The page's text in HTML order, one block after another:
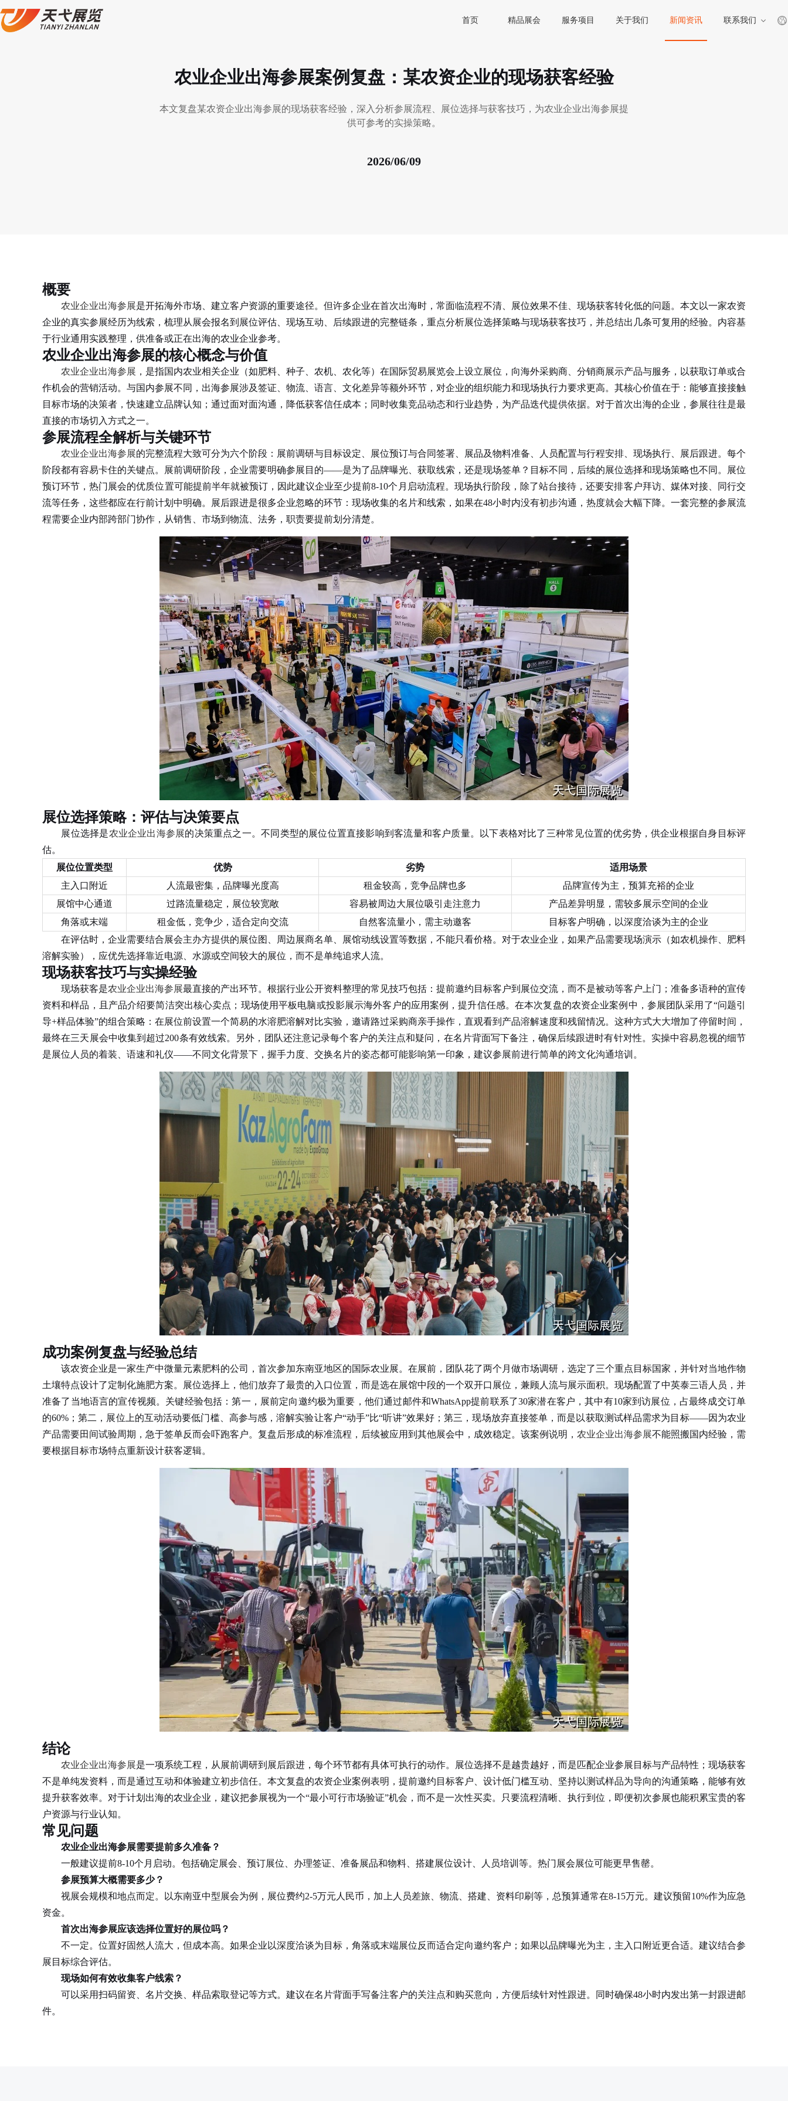
首页 精品展会 服务项目 关于我们 新闻资讯 联系我们
农业企业出海参展案例复盘：某农资企业的现场获客经验
本文复盘某农资企业出海参展的现场获客经验，深入分析参展流程、展位选择与获客技巧，为农业企业出海参展提
供可参考的实操策略。
2026/06/09
概要
农业企业出海参展是开拓海外市场、建立客户资源的重要途径。但许多企业在首次出海时，常面临流程不清、展位效果不佳、现场获客转化低的问题。本文以一家农资
企业的真实参展经历为线索，梳理从展会报名到展位评估、现场互动、后续跟进的完整链条，重点分析展位选择策略与现场获客技巧，并总结出几条可复用的经验。内容基
于行业通用实践整理，供准备或正在出海的农业企业参考。
农业企业出海参展的核心概念与价值
农业企业出海参展 ，是指国内农业相关企业（如肥料、种子、农机、农化等）在国际贸易展览会上设立展位，向海外采购商、分销商展示产品与服务，以获取订单或合
作机会的营销活动。与国内参展不同，出海参展涉及签证、物流、语言、文化差异等额外环节，对企业的组织能力和现场执行力要求更高。其核心价值在于：能够直接接触
目标市场的决策者，快速建立品牌认知；通过面对面沟通，降低获客信任成本；同时收集竞品动态和行业趋势，为产品迭代提供依据。对于首次出海的企业，参展往往是最
直接的市场切入方式之一。
参展流程全解析与关键环节
农业企业出海参展的完整流程大致可分为六个阶段：展前调研与目标设定、展位预订与合同签署、展品及物料准备、人员配置与行程安排、现场执行、展后跟进。每个
阶段都有容易卡住的关键点。展前调研阶段，企业需要明确参展目的——是为了品牌曝光、获取线索，还是现场签单？目标不同，后续的展位选择和现场策略也不同。展位
预订环节，热门展会的优质位置可能提前半年就被预订，因此建议企业至少提前8-10个月启动流程。现场执行阶段，除了站台接待，还要安排客户拜访、媒体对接、同行交
流等任务，这些都应在行前计划中明确。展后跟进是很多企业忽略的环节：现场收集的名片和线索，如果在48小时内没有初步沟通，热度就会大幅下降。一套完整的参展流
程需要企业内部跨部门协作，从销售、市场到物流、法务，职责要提前划分清楚。
展位选择策略：评估与决策要点
展位选择是农业企业出海参展的决策重点之一。不同类型的展位位置直接影响到客流量和客户质量。以下表格对比了三种常见位置的优劣势，供企业根据自身目标评
估。
展位位置类型
优势 劣势
适用场景
主入口附近
人流最密集，品牌曝光度高 租金较高，竞争品牌也多
品牌宣传为主，预算充裕的企业
展馆中心通道
过路流量稳定，展位较宽敞 容易被周边大展位吸引走注意力
产品差异明显，需较多展示空间的企业
角落或末端
租金低，竞争少，适合定向交流 自然客流量小，需主动邀客
目标客户明确，以深度洽谈为主的企业
在评估时，企业需要结合展会主办方提供的展位图、周边展商名单、展馆动线设置等数据，不能只看价格。对于农业企业，如果产品需要现场演示（如农机操作、肥料
溶解实验），应优先选择靠近电源、水源或空间较大的展位，而不是单纯追求人流。
现场获客技巧与实操经验
现场获客是农业企业出海参展最直接的产出环节。根据行业公开资料整理的常见技巧包括：提前邀约目标客户到展位交流，而不是被动等客户上门；准备多语种的宣传
资料和样品，且产品介绍要简洁突出核心卖点；现场使用平板电脑或投影展示海外客户的应用案例，提升信任感。在本次复盘的农资企业案例中，参展团队采用了“问题引
导+样品体验”的组合策略：在展位前设置一个简易的水溶肥溶解对比实验，邀请路过采购商亲手操作，直观看到产品溶解速度和残留情况。这种方式大大增加了停留时间，
最终在三天展会中收集到超过200条有效线索。另外，团队还注意记录每个客户的关注点和疑问，在名片背面写下备注，确保后续跟进时有针对性。实操中容易忽视的细节
是展位人员的着装、语速和礼仪——不同文化背景下，握手力度、交换名片的姿态都可能影响第一印象，建议参展前进行简单的跨文化沟通培训。
成功案例复盘与经验总结
该农资企业是一家生产中微量元素肥料的公司，首次参加东南亚地区的国际农业展。在展前，团队花了两个月做市场调研，选定了三个重点目标国家，并针对当地作物
土壤特点设计了定制化施肥方案。展位选择上，他们放弃了最贵的入口位置，而是选在展馆中段的一个双开口展位，兼顾人流与展示面积。现场配置了中英泰三语人员，并
准备了当地语言的宣传视频。关键经验包括：第一，展前定向邀约极为重要，他们通过邮件和WhatsApp提前联系了30家潜在客户，其中有10家到访展位，占最终成交订单
的60%；第二，展位上的互动活动要低门槛、高参与感，溶解实验让客户“动手”比“听讲”效果好；第三，现场放弃直接签单，而是以获取测试样品需求为目标——因为农业
产品需要田间试验周期，急于签单反而会吓跑客户。复盘后形成的标准流程，后续被应用到其他展会中，成效稳定。该案例说明， 农业企业出海参展不能照搬国内经验，需
要根据目标市场特点重新设计获客逻辑。
结论
农业企业出海参展是一项系统工程，从展前调研到展后跟进，每个环节都有具体可执行的动作。展位选择不是越贵越好，而是匹配企业参展目标与产品特性；现场获客
不是单纯发资料，而是通过互动和体验建立初步信任。本文复盘的农资企业案例表明，提前邀约目标客户、设计低门槛互动、坚持以测试样品为导向的沟通策略，能够有效
提升获客效率。对于计划出海的农业企业，建议把参展视为一个“最小可行市场验证”机会，而不是一次性买卖。只要流程清晰、执行到位，即便初次参展也能积累宝贵的客
户资源与行业认知。
常见问题
农业企业出海参展需要提前多久准备？
一般建议提前8-10个月启动。包括确定展会、预订展位、办理签证、准备展品和物料、搭建展位设计、人员培训等。热门展会展位可能更早售罄。
参展预算大概需要多少？
视展会规模和地点而定。以东南亚中型展会为例，展位费约2-5万元人民币，加上人员差旅、物流、搭建、资料印刷等，总预算通常在8-15万元。建议预留10%作为应急
资金。
首次出海参展应该选择位置好的展位吗？
不一定。位置好固然人流大，但成本高。如果企业以深度洽谈为目标，角落或末端展位反而适合定向邀约客户；如果以品牌曝光为主，主入口附近更合适。建议结合参
展目标综合评估。
现场如何有效收集客户线索？
可以采用扫码留资、名片交换、样品索取登记等方式。建议在名片背面手写备注客户的关注点和购买意向，方便后续针对性跟进。同时确保48小时内发出第一封跟进邮
件。